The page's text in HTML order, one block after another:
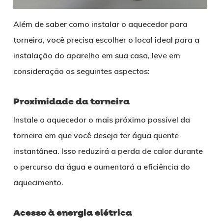
Além de saber como instalar o aquecedor para
torneira, você precisa escolher o local ideal para a
instalação do aparelho em sua casa, leve em
consideração os seguintes aspectos:
Proximidade da torneira
Instale o aquecedor o mais próximo possível da
torneira em que você deseja ter água quente
instantânea. Isso reduzirá a perda de calor durante
o percurso da água e aumentará a eficiência do
aquecimento.
Acesso à energia elétrica